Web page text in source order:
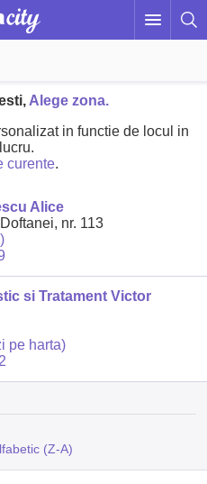
Alege zona.
in functie de locul in
curente.
Alice
nr. 113
si Tratament Victor
pe harta)
(Z-A)